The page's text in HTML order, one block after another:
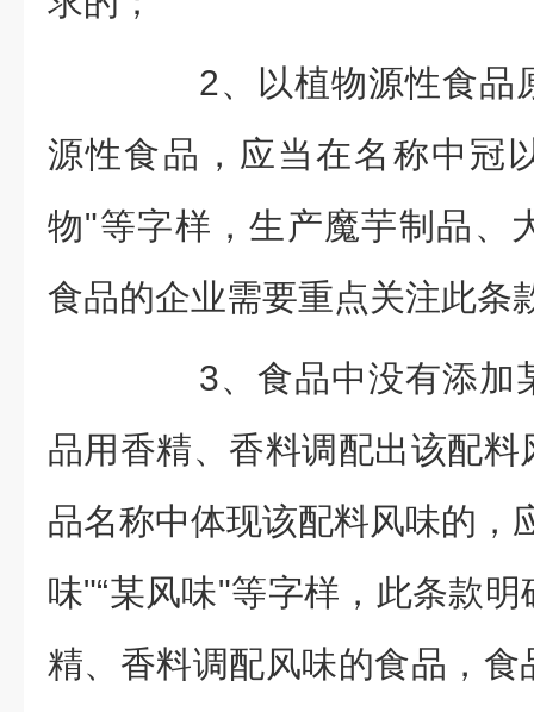
2、以植物源性食品
源性食品，应当在名称中冠
物"等字样，生产魔芋制品、
食品的企业需要重点关注此条
3、食品中没有添加
品用香精、香料调配出该配
品名称中体现该配料风味的，
味"“某风味"等字样，此条款
精、香料调配风味的食品，